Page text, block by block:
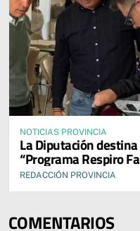
NOTICIAS PROVINCIA
La Diputación
“Programa Respiro
REDACCIÓN PROVINCIA
COMENTARIOS